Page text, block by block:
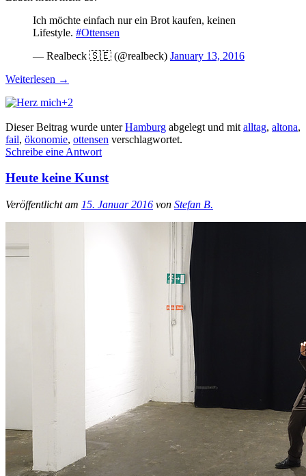
Ich möchte einfach nur ein Brot kaufen, keinen
Lifestyle. #Ottensen
— Realbeck 🇸🇪 (@realbeck) January 13, 2016
Weiterlesen →
+2
Dieser Beitrag wurde unterHamburg abgelegt und mit alltag, altona,
fail, ökonomie, ottensen verschlagwortet.
Schreibe eine Antwort
Heute keine Kunst
Veröffentlicht am 15. Januar 2016 von Stefan B.